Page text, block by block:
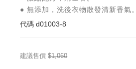
● 無添加，洗後衣物散發清新香氣。
代碼d01003-8
建議售價 $1,060